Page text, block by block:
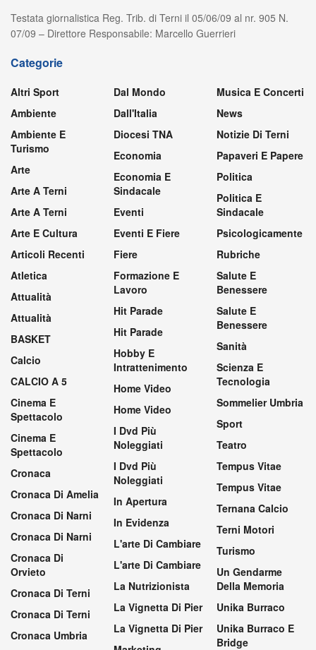
Testata giornalistica Reg. Trib. di Terni il 05/06/09 al nr. 905 N.
07/09 – Direttore Responsabile: Marcello Guerrieri
Categorie
Altri Sport
Ambiente
Ambiente E
Turismo
Arte
Arte A Terni
Arte A Terni
Arte E Cultura
Articoli Recenti
Atletica
Attualità
Attualità
BASKET
Calcio
CALCIO A 5
Cinema E
Spettacolo
Cinema E
Spettacolo
Cronaca
Cronaca Di Amelia
Cronaca Di Narni
Cronaca Di Narni
Cronaca Di
Orvieto
Cronaca Di Terni
Cronaca Di Terni
Cronaca Umbria
Dal Mondo
Dall'Italia
Diocesi TNA
Economia
Economia E
Sindacale
Eventi
Eventi E Fiere
Fiere
Formazione E
Lavoro
Hit Parade
Hit Parade
Hobby E
Intrattenimento
Home Video
Home Video
I Dvd Più
Noleggiati
I Dvd Più
Noleggiati
In Apertura
In Evidenza
L'arte Di Cambiare
L'arte Di Cambiare
La Nutrizionista
La Vignetta Di Pier
La Vignetta Di Pier
Musica E Concerti
News
Notizie Di Terni
Papaveri E Papere
Politica
Politica E
Sindacale
Psicologicamente
Rubriche
Salute E
Benessere
Salute E
Benessere
Sanità
Scienza E
Tecnologia
Sommelier Umbria
Sport
Teatro
Tempus Vitae
Tempus Vitae
Ternana Calcio
Terni Motori
Turismo
Un Gendarme
Della Memoria
Unika Burraco
Unika Burraco E
Bridge